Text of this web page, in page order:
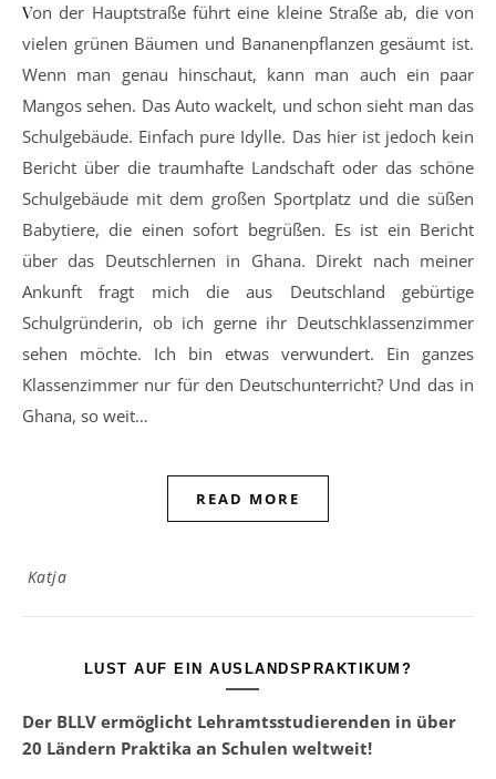
Von der Hauptstraße führt eine kleine Straße ab, die von
vielen grünen Bäumen und Bananenpflanzen gesäumt ist.
Wenn man genau hinschaut, kann man auch ein paar
Mangos sehen. Das Auto wackelt, und schon sieht man das
Schulgebäude. Einfach pure Idylle. Das hier ist jedoch kein
Bericht über die traumhafte Landschaft oder das schöne
Schulgebäude mit dem großen Sportplatz und die süßen
Babytiere, die einen sofort begrüßen. Es ist ein Bericht
über das Deutschlernen in Ghana. Direkt nach meiner
Ankunft fragt mich die aus Deutschland gebürtige
Schulgründerin, ob ich gerne ihr Deutschklassenzimmer
sehen möchte. Ich bin etwas verwundert. Ein ganzes
Klassenzimmer nur für den Deutschunterricht? Und das in
Ghana, so weit…
READ MORE
Katja
LUST AUF EIN AUSLANDSPRAKTIKUM?
Der BLLV ermöglicht Lehramtsstudierenden in über
20 Ländern Praktika an Schulen weltweit!